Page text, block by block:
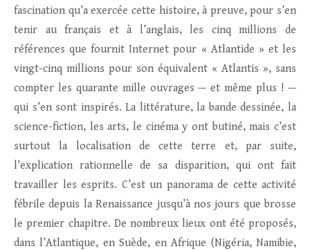
fascination qu’a exercée cette histoire, à preuve, pour s’en
tenir au français et à l’anglais, les cinq millions de
références que fournit Internet pour « Atlantide » et les
vingt-cinq millions pour son équivalent « Atlantis », sans
compter les quarante mille ouvrages — et même plus ! —
qui s’en sont inspirés. La littérature, la bande dessinée, la
science-fiction, les arts, le cinéma y ont butiné, mais c’est
surtout la localisation de cette terre et, par suite,
l’explication rationnelle de sa disparition, qui ont fait
travailler les esprits. C’est un panorama de cette activité
fébrile depuis la Renaissance jusqu’à nos jours que brosse
le premier chapitre. De nombreux lieux ont été proposés,
dans l’Atlantique, en Suède, en Afrique (Nigéria, Namibie,